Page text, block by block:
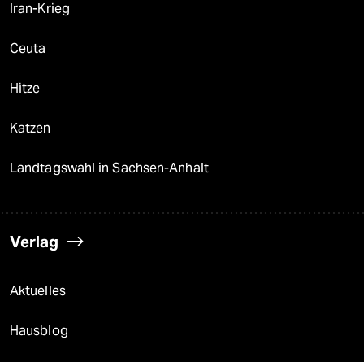
Iran-Krieg
Ceuta
Hitze
Katzen
Landtagswahl in Sachsen-Anhalt
Verlag
Aktuelles
Hausblog